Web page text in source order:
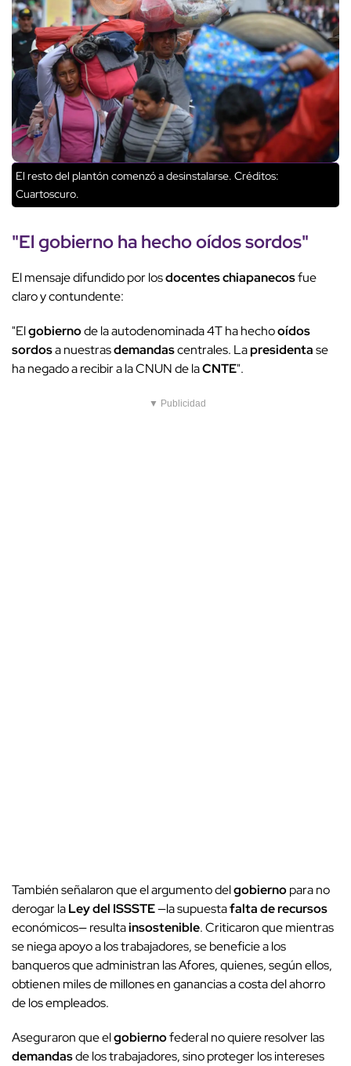
El resto del plantón comenzó a desinstalarse. Créditos:
Cuartoscuro.
"Elgobiernoha hechooídos sordos"
El mensaje difundido por losdocentes chiapanecosfue
claro y contundente:
"Elgobiernode la autodenominada 4T ha hechooídos
sordosa nuestrasdemandascentrales. Lapresidentase
ha negado a recibir a la CNUN de laCNTE".
▼ Publicidad
También señalaron que el argumento delgobiernopara no
derogar laLey del ISSSTE—la supuestafalta de recursos
económicos— resultainsostenible. Criticaron que mientras
se niega apoyo a los trabajadores, se beneficie a los
banqueros que administran las Afores, quienes, según ellos,
obtienen miles de millones en ganancias a costa del ahorro
de los empleados.
Aseguraron que elgobiernofederal no quiere resolver las
demandasde los trabajadores, sino proteger los intereses